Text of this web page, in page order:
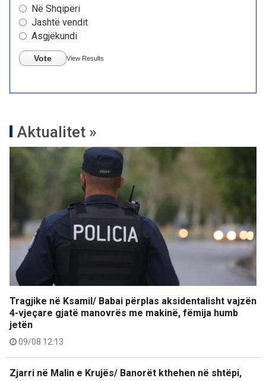
Në Shqipëri
Jashtë vendit
Asgjëkundi
Vote View Results
Aktualitet »
Tragjike në Ksamil/ Babai përplas aksidentalisht vajzën
4-vjeçare gjatë manovrës me makinë, fëmija humb
jetën
09/08 12:13
Zjarri në Malin e Krujës/ Banorët kthehen në shtëpi,